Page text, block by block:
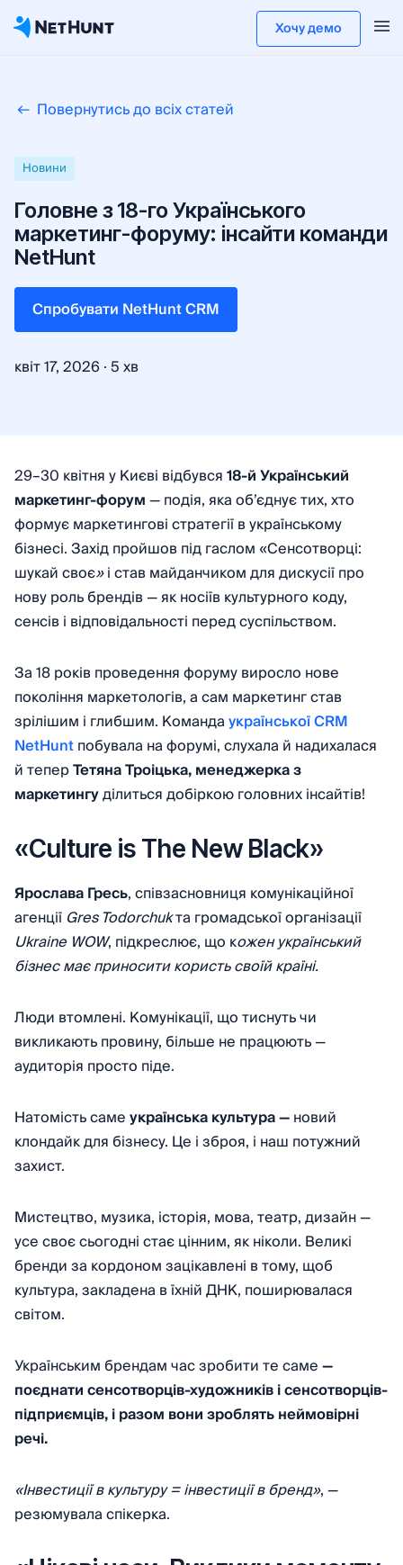
Хочу демо
Повернутись до всіх статей
Новини
Головне з 18-го Українського
маркетинг-форуму: інсайти команди
NetHunt
Cпробувати NetHunt CRM
квіт 17, 2026 ·5 хв
29–30 квітня у Києві відбувся18-й Український
маркетинг-форум— подія, яка об’єднує тих, хто
формує маркетингові стратегії в українському
бізнесі. Захід пройшов під гаслом «Сенсотворці:
шукай своє»і став майданчиком для дискусії про
нову роль брендів — як носіїв культурного коду,
сенсів і відповідальності перед суспільством.
За 18 років проведення форуму виросло нове
покоління маркетологів, а сам маркетинг став
зрілішим і глибшим. Командаукраїнської CRM
NetHuntпобувала на форумі, слухала й надихалася
й теперТетяна Троіцька, менеджерка з
маркетингуділиться добіркою головних інсайтів!
«Сulture is The New Black»
Ярослава Гресь, співзасновниця комунікаційної
агенції Gres Todorchukта громадської організації
Ukraine WOW, підкреслює, що кожен український
бізнес має приносити користь своїй країні.
Люди втомлені. Комунікації, що тиснуть чи
викликають провину, більше не працюють —
аудиторія просто піде.
Натомість самеукраїнська культура —новий
клондайк для бізнесу. Це і зброя, і наш потужний
захист.
Мистецтво, музика, історія, мова, театр, дизайн —
усе своє сьогодні стає цінним, як ніколи. Великі
бренди за кордоном зацікавлені в тому, щоб
культура, закладена в їхній ДНК, поширювалася
світом.
Українським брендам час зробити те саме—
поєднати сенсотворців-художників і сенсотворців-
підприємців, і разом вони зроблять неймовірні
речі.
«Інвестиції в культуру = інвестиції в бренд», —
резюмувала спікерка.